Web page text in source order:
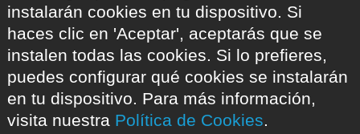
instalarán cookies en tu dispositivo. Si
haces clic en 'Aceptar', aceptarás que se
instalen todas las cookies. Si lo prefieres,
puedes configurar qué cookies se instalarán
en tu dispositivo. Para más información,
visita nuestra Política de Cookies.